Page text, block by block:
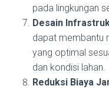
pada lingkungan
Desain
dapat membantu
yang optimal
dan kondisi lahan.
Reduksi Biaya